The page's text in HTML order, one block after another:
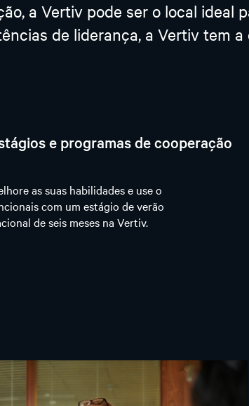
a Vertiv pode ser o local ideal
de liderança, a Vertiv tem
e programas de cooperação
as suas habilidades e use o
com um estágio de verão
de seis meses na Vertiv.